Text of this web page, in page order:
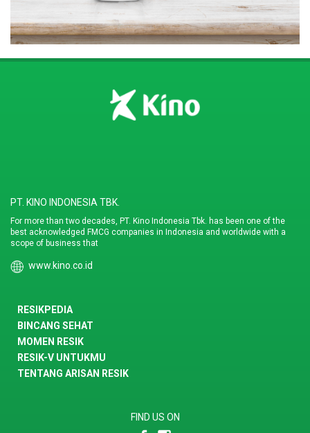
PT. KINO INDONESIA TBK.
For more than two decades, PT. Kino Indonesia Tbk. has been one of the
best acknowledged FMCG companies in Indonesia and worldwide with a
scope of business that
www.kino.co.id
RESIKPEDIA
BINCANG SEHAT
MOMEN RESIK
RESIK-V UNTUKMU
TENTANG ARISAN RESIK
FIND US ON